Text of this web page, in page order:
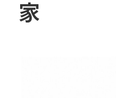
家